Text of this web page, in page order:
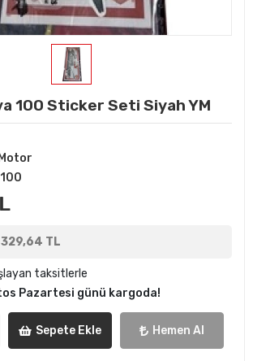
100 Sticker Seti Siyah YM
329,64 TL
taksitlerle
Pazartesi günü kargoda!
Sepete Ekle Hemen Al